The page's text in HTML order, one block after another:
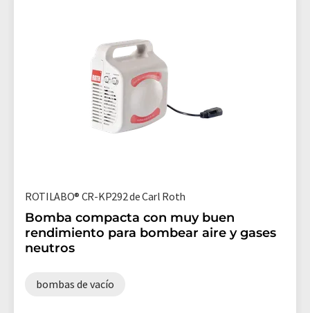
ROTILABO® CR-KP292 de Carl Roth
Bomba compacta con muy buen
rendimiento para bombear aire y gases
neutros
bombas de vacío